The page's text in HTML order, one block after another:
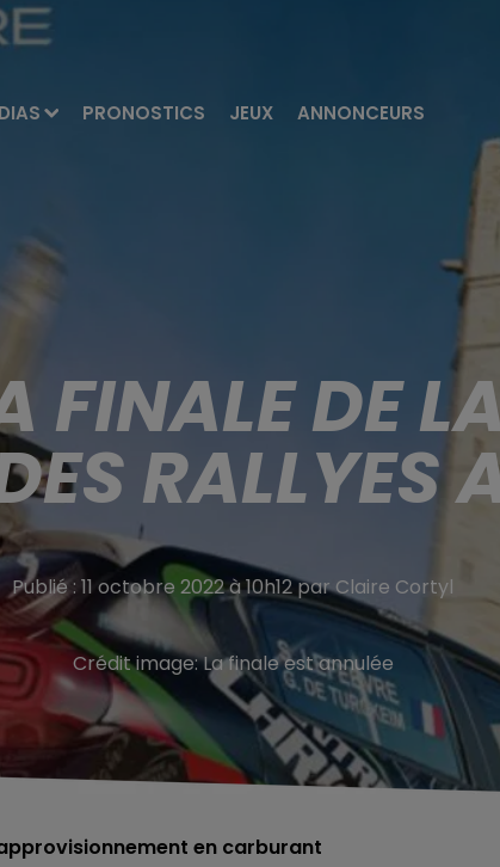
PRONOSTICS JEUX ANNONCEURS
FINALE DE
RALLYES
Publié : 11 octobre 2022 à 10h12 par Claire Cortyl
Crédit image:La finale est annulée
en carburant